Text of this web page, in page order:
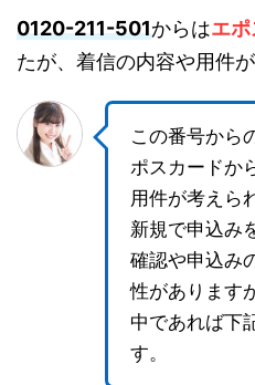
0120-211-501からはエ
たが、着信の内容や用件
この番号から
ポスカードか
用件が考えら
新規で申込み
確認や申込み
性があります
中であれば下
す。